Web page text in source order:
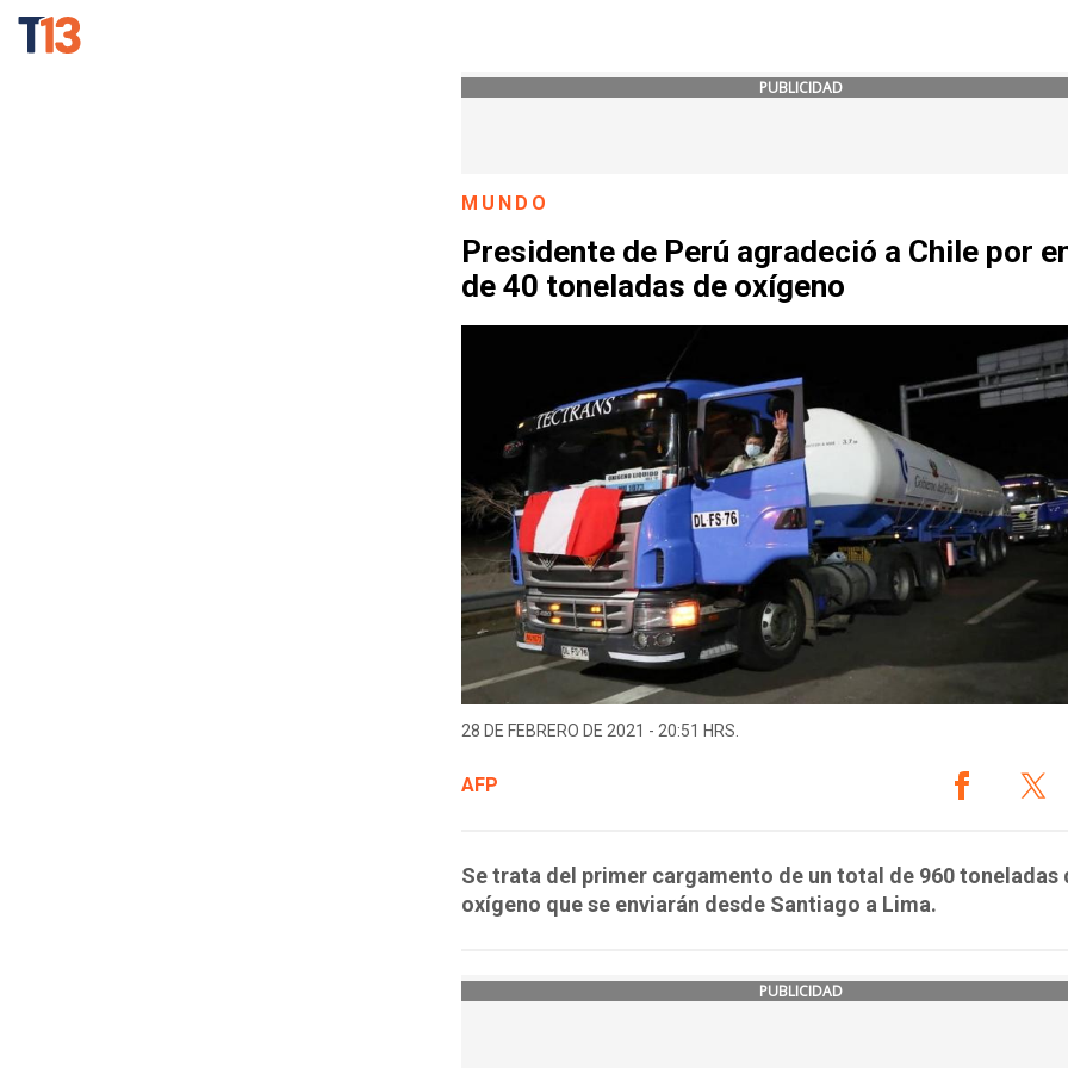
PUBLICIDAD
MUNDO
Presidente de Perú agradeció a Chile por
de 40 toneladas de oxígeno
28 DE FEBRERO DE 2021 - 20:51 HRS.
AFP
Se trata del primer cargamento de un total de 960 toneladas
oxígeno que se enviarán desde Santiago a Lima.
PUBLICIDAD